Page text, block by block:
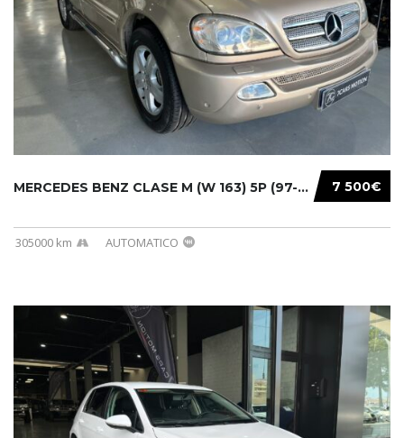
7 500€
MERCEDES BENZ CLASE M (W 163) 5P (97-05) 200...
305000 km AUTOMATICO